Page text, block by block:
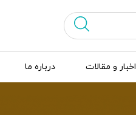
اخبار و مقالات درباره ما